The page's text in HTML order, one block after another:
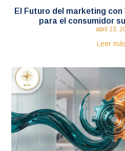
El Futuro del marketing
para el consumidor
abril 23,
Leer